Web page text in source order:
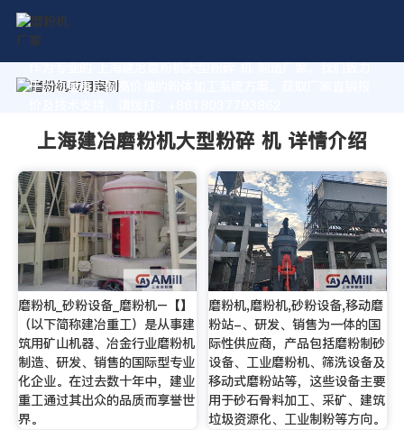
作为专业的 上海建冶磨粉机大型粉碎 机 制造厂家，我们致力
于为您量身定制高价值的粉体加工系统方案。获取厂家直销报
上海建冶磨粉机大型粉碎 机 详情介绍
磨粉机_砂粉设备_磨粉机–【】
（以下简称建冶重工）是从事建
筑用矿山机器、冶金行业磨粉机
制造、研发、销售的国际型专业
化企业。在过去数十年中，建业
重工通过其出众的品质而享誉世
界。
磨粉机,磨粉机,砂粉设备,移动磨
粉站-、研发、销售为一体的国
际性供应商，产品包括磨粉制砂
设备、工业磨粉机、筛洗设备及
移动式磨粉站等，这些设备主要
用于砂石骨料加工、采矿、建筑
垃圾资源化、工业制粉等方向。